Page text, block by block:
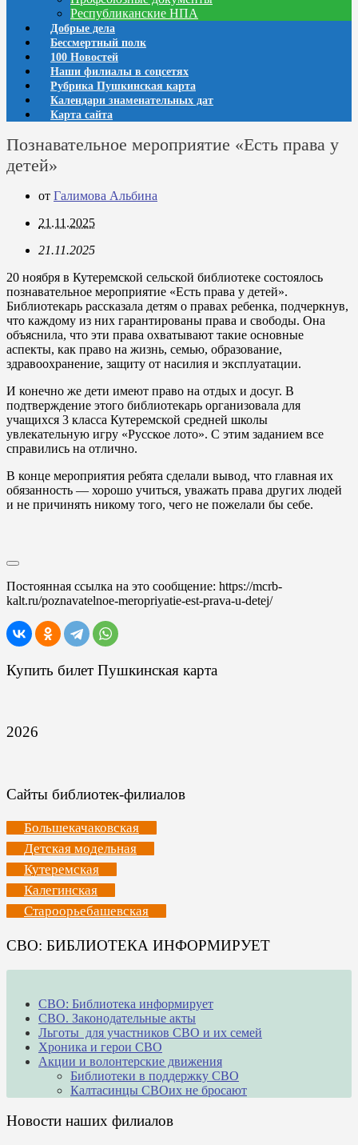
Республиканские НПА
Добрые дела
Бессмертный полк
100 Новостей
Наши филиалы в соцсетях
Рубрика Пушкинская карта
Календари знаменательных дат
Карта сайта
Познавательное мероприятие «Есть права у
детей»
от Галимова Альбина
21.11.2025
21.11.2025
20 ноября в Кутеремской сельской библиотеке состоялось
познавательное мероприятие «Есть права у детей».
Библиотекарь рассказала детям о правах ребенка, подчеркнув,
что каждому из них гарантированы права и свободы. Она
объяснила, что эти права охватывают такие основные
аспекты, как право на жизнь, семью, образование,
здравоохранение, защиту от насилия и эксплуатации.
И конечно же дети имеют право на отдых и досуг. В
подтверждение этого библиотекарь организовала для
учащихся 3 класса Кутеремской средней школы
увлекательную игру «Русское лото». С этим заданием все
справились на отлично.
В конце мероприятия ребята сделали вывод, что главная их
обязанность — хорошо учиться, уважать права других людей
и не причинять никому того, чего не пожелали бы себе.
Постоянная ссылка на это сообщение: https://mcrb-
kalt.ru/poznavatelnoe-meropriyatie-est-prava-u-detej/
Купить билет Пушкинская карта
2026
Сайты библиотек-филиалов
Большекачаковская
Детская модельная
Кутеремская
Калегинская
Староорьебашевская
СВО: БИБЛИОТЕКА ИНФОРМИРУЕТ
СВО: Библиотека информирует
СВО. Законодательные акты
Льготы для участников СВО и их семей
Хроника и герои СВО
Акции и волонтерские движения
Библиотеки в поддержку СВО
Калтасинцы СВОих не бросают
Новости наших филиалов